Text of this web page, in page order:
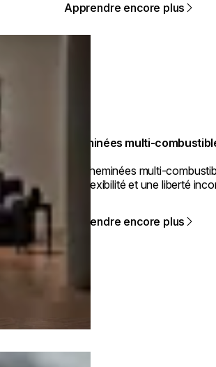
Apprendre encore plus
Cheminées multi-
Les cheminées multi-
une flexibilité et une liberté
Apprendre encore plus